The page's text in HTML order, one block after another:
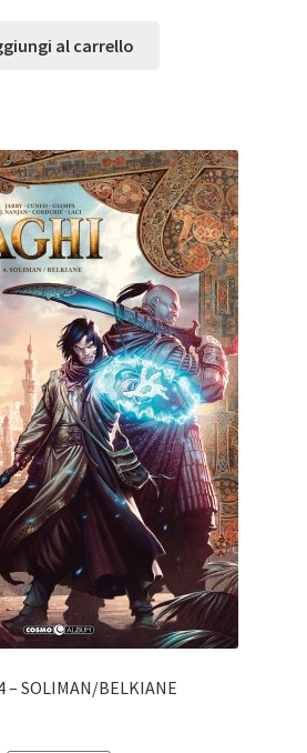
al carrello
– SOLIMAN/BELKIANE